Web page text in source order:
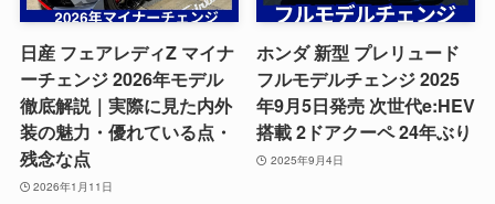
日産 フェアレディZ マイナ
ーチェンジ 2026年モデル
徹底解説｜実際に見た内外
装の魅力・優れている点・
残念な点
2026年1月11日
ホンダ 新型 プレリュード
フルモデルチェンジ 2025
年9月5日発売 次世代e:HEV
搭載 2ドアクーペ 24年ぶり
2025年9月4日